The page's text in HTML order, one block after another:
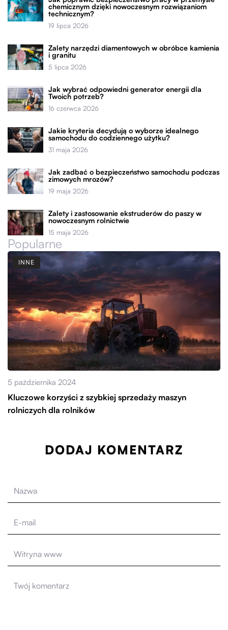
chemicznym dzięki nowoczesnym rozwiązaniom
technicznym?
19 lipca 2026
Zalety narzędzi diamentowych w obróbce kamienia
i granitu
5 lipca 2026
Jak wybrać odpowiedni generator energii dla
Twoich potrzeb?
16 czerwca 2026
Jakie kryteria decydują o wyborze idealnego
samochodu do codziennego użytku?
31 maja 2026
Jak zadbać o bezpieczeństwo samochodu podczas
zimowych mrozów?
19 maja 2026
Zalety i zastosowanie ekstruderów do paszy w
nowoczesnym rolnictwie
15 maja 2026
Popularne
INNE
5 października 2024
Kluczowe korzyści z szybkiej sprzedaży maszyn
rolniczych dla rolników
DODAJ KOMENTARZ